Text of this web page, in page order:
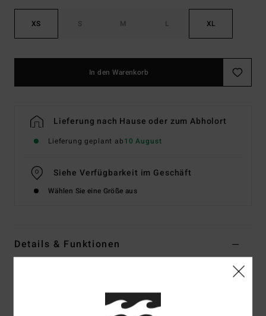
XS S M L XL
In den Warenkorb
Lieferung nach Hause oder zum Abholort
Lieferung geplant ab10 August
Siehe Verfügbarkeit im Geschäft
Wählen Sie eine Größe aus
Details & Funktionen
Farbcodeign